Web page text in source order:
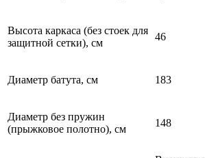
Высота каркаса (без стоек для
защитной сетки), см
46
Диаметр батута, см 183
Диаметр без пружин
(прыжковое полотно), см
148